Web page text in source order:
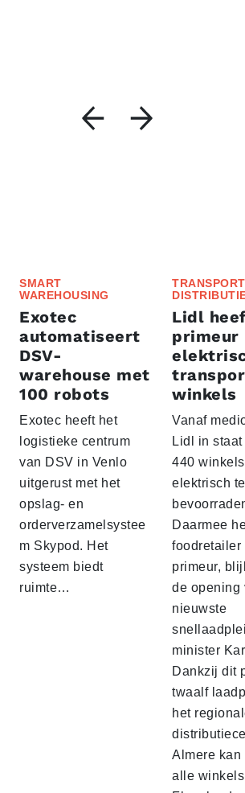
SMART
WAREHOUSING
Exotec
automatiseert
DSV-
warehouse met
100 robots
Exotec heeft het
logistieke centrum
van DSV in Venlo
uitgerust met het
opslag- en
orderverzamelsystee
m Skypod. Het
systeem biedt
ruimte…
Lidl
primeur
winkels
Vanaf
Lidl in
440 winkels
elektrisch te
Daarmee
foodretailer
primeur,
de opening
nieuwste
minister
Dankzij dit
twaalf
het
Almere
alle